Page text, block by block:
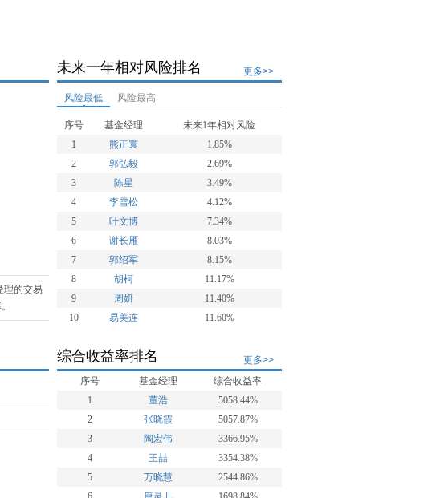
理的交易
未来一年相对风险排名 更多>>
风险最低 风险最高
序号 基金经理
未来1年相对风险
1
熊正寰
1.85%
2
郭弘毅
2.69%
3
陈星
3.49%
4
李雪松
4.12%
5
叶文博
7.34%
6
谢长雁
8.03%
7
郭绍军
8.15%
8
胡柯
11.17%
9
周妍
11.40%
10
易美连 11.60%
综合收益率排名
更多>>
序号
基金经理
综合收益率
1
董浩
5058.44%
2
张晓霞
5057.87%
3
陶宏伟
3366.95%
4
王喆
3354.38%
5
万晓慧
2544.86%